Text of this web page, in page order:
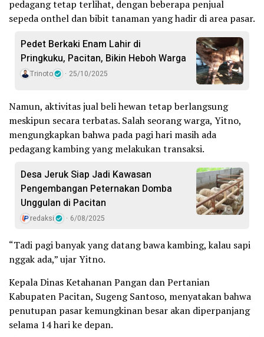
pedagang tetap terlihat, dengan beberapa penjual
sepeda onthel dan bibit tanaman yang hadir di area pasar.
Pedet Berkaki Enam Lahir di
Pringkuku, Pacitan, Bikin Heboh Warga
Trinoto 25/10/2025
Namun, aktivitas jual beli hewan tetap berlangsung
meskipun secara terbatas. Salah seorang warga, Yitno,
mengungkapkan bahwa pada pagi hari masih ada
pedagang kambing yang melakukan transaksi.
Desa Jeruk Siap Jadi Kawasan
Pengembangan Peternakan Domba
Unggulan di Pacitan
redaksi 6/08/2025
“Tadi pagi banyak yang datang bawa kambing, kalau sapi
nggak ada,” ujar Yitno.
Kepala Dinas Ketahanan Pangan dan Pertanian
Kabupaten Pacitan, Sugeng Santoso, menyatakan bahwa
penutupan pasar kemungkinan besar akan diperpanjang
selama 14 hari ke depan.